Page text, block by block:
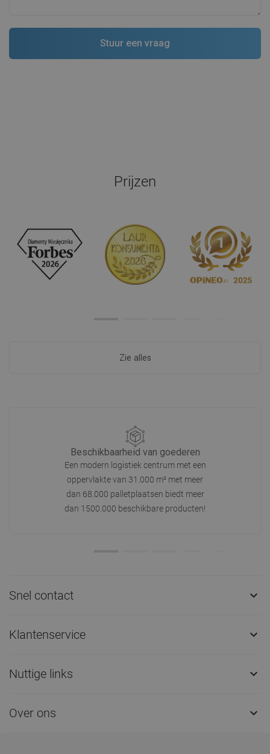
Prijzen
Zie alles
Beschikbaarheid van goederen
Een modern logistiek centrum met een
oppervlakte van 31.000 m² met meer
dan 68.000 palletplaatsen biedt meer
dan 1500.000 beschikbare producten!
Snel contact 
Klantenservice 
Nuttige links 
Over ons 